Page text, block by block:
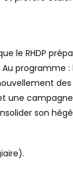
le RHDP
Au programme
une
son